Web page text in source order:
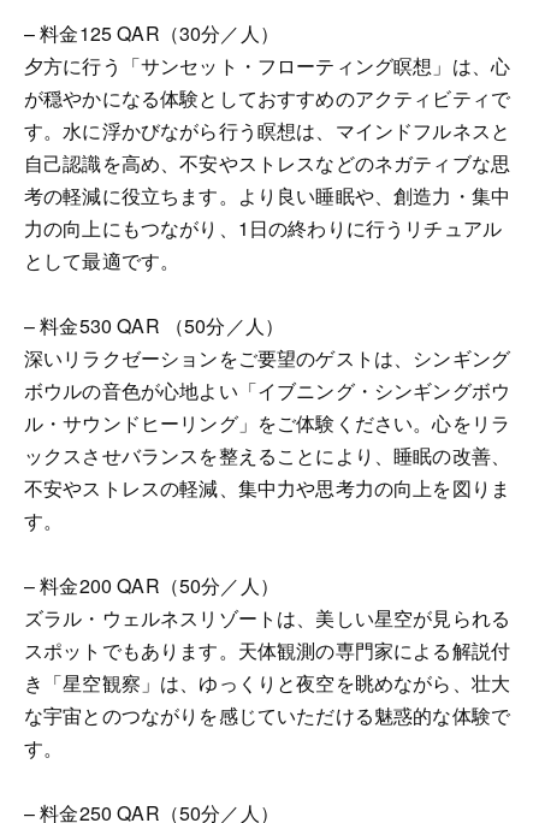
– 料金125 QAR（30分／人）
夕方に行う「サンセット・フローティング瞑想」は、心
が穏やかになる体験としておすすめのアクティビティで
す。水に浮かびながら行う瞑想は、マインドフルネスと
自己認識を高め、不安やストレスなどのネガティブな思
考の軽減に役立ちます。より良い睡眠や、創造力・集中
力の向上にもつながり、1日の終わりに行うリチュアル
として最適です。
– 料金530 QAR （50分／人）
深いリラクゼーションをご要望のゲストは、シンギング
ボウルの音色が心地よい「イブニング・シンギングボウ
ル・サウンドヒーリング」をご体験ください。心をリラ
ックスさせバランスを整えることにより、睡眠の改善、
不安やストレスの軽減、集中力や思考力の向上を図りま
す。
– 料金200 QAR（50分／人）
ズラル・ウェルネスリゾートは、美しい星空が見られる
スポットでもあります。天体観測の専門家による解説付
き「星空観察」は、ゆっくりと夜空を眺めながら、壮大
な宇宙とのつながりを感じていただける魅惑的な体験で
す。
– 料金250 QAR（50分／人）